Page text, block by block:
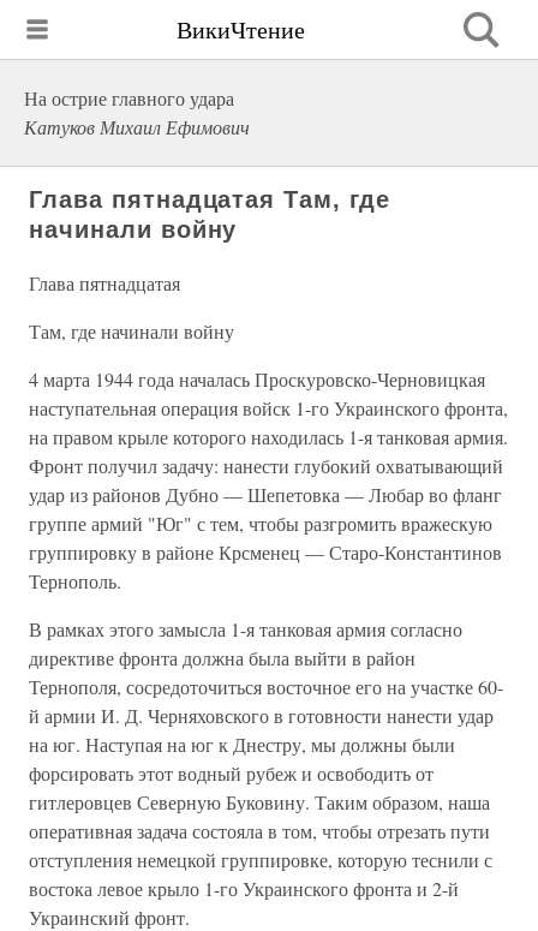
ВикиЧтение
На острие главного удара
Катуков Михаил Ефимович
Глава пятнадцатая Там, где
начинали войну
Глава пятнадцатая
Там, где начинали войну
4 марта 1944 года началась Проскуровско-Черновицкая
наступательная операция войск 1-го Украинского фронта,
на правом крыле которого находилась 1-я танковая армия.
Фронт получил задачу: нанести глубокий охватывающий
удар из районов Дубно — Шепетовка — Любар во фланг
группе армий "Юг" с тем, чтобы разгромить вражескую
группировку в районе Крсменец — Старо-Константинов
Тернополь.
В рамках этого замысла 1-я танковая армия согласно
директиве фронта должна была выйти в район
Тернополя, сосредоточиться восточное его на участке 60-
й армии И. Д. Черняховского в готовности нанести удар
на юг. Наступая на юг к Днестру, мы должны были
форсировать этот водный рубеж и освободить от
гитлеровцев Северную Буковину. Таким образом, наша
оперативная задача состояла в том, чтобы отрезать пути
отступления немецкой группировке, которую теснили с
востока левое крыло 1-го Украинского фронта и 2-й
Украинский фронт.